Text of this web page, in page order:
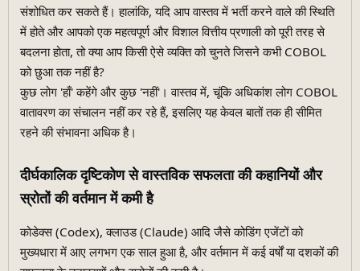
संशोधित कर सकते हैं। हालांकि, यदि आप वास्तव में भर्ती करने वाले की स्थिति
में होते और आपको एक महत्वपूर्ण और विशाल वित्तीय प्रणाली को पूरी तरह से
बदलना होता, तो क्या आप किसी ऐसे व्यक्ति को चुनते जिसने कभी COBOL
को छुआ तक नहीं है?
कुछ लोग 'हाँ' कहेंगे और कुछ 'नहीं'। वास्तव में, चूंकि अधिकांश लोग COBOL
वातावरण का संचालन नहीं कर रहे हैं, इसलिए यह केवल बातों तक ही सीमित
रहने की संभावना अधिक है।
दीर्घकालिक दृष्टिकोण से वास्तविक सफलता की कहानियों और
स्रोतों की वर्तमान में कमी है
कोडेक्स (Codex), क्लाउड (Claude) आदि जैसे कोडिंग एजेंटों को
मुख्यधारा में आए लगभग एक साल हुआ है, और वर्तमान में कई वर्षों या दशकों की